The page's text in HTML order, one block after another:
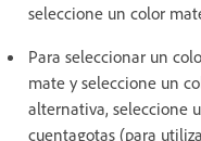
seleccione un color
Para seleccionar un
mate y seleccione un
alternativa, seleccione
cuentagotas (para